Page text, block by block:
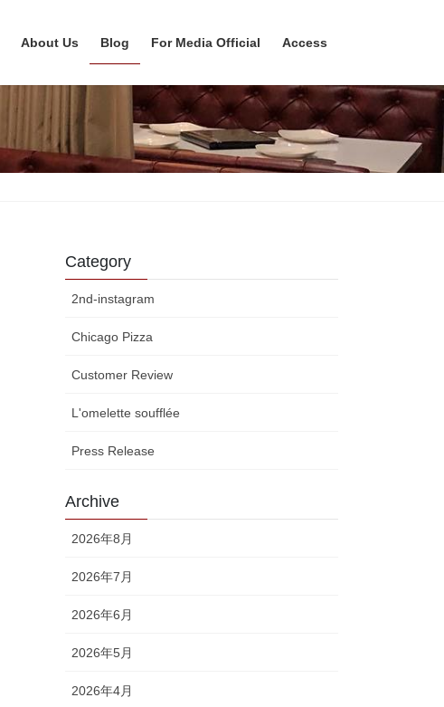
About Us Blog For Media Official Access
Category
2nd-instagram
Chicago Pizza
Customer Review
L'omelette soufflée
Press Release
Archive
2026年8月
2026年7月
2026年6月
2026年5月
2026年4月